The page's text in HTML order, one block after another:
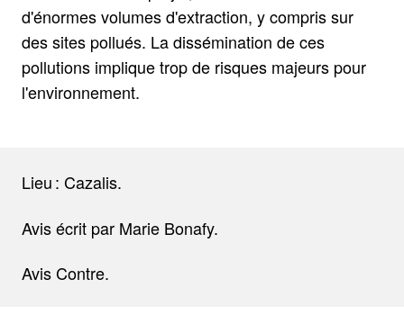
d'énormes volumes d'extraction, y compris sur
des sites pollués. La dissémination de ces
pollutions implique trop de risques majeurs pour
l'environnement.
Lieu : Cazalis.
Avis écrit par Marie Bonafy.
Avis Contre.